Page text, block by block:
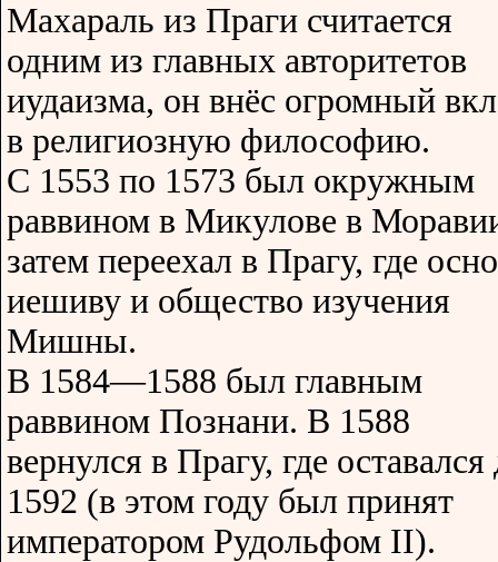
Махараль из Праги считается
одним из главных авторитетов
иудаизма, он внёс огромный
в религиозную философию.
С 1553 по 1573 был окружным
раввином в Микулове в
затем переехал в Прагу, где
иешиву и общество изучения
Мишны.
В 1584—1588 был главным
раввином Познани. В 1588
вернулся в Прагу, где оставался
1592 (в этом году был принят
императором Рудольфом II).